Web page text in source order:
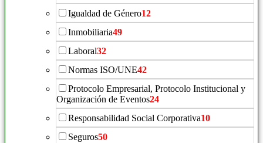
Igualdad de Género12
Inmobiliaria49
Laboral32
Normas ISO/UNE42
Protocolo Empresarial, Protocolo Institucional y
Organización de Eventos24
Responsabilidad Social Corporativa10
Seguros50